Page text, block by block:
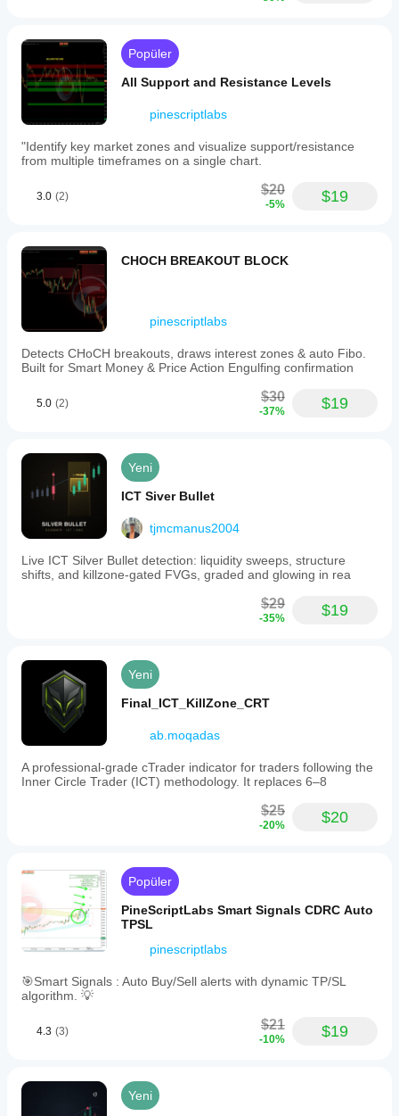
Popüler
All Support and Resistance Levels
pinescriptlabs
"Identify key market zones and visualize support/resistance
from multiple timeframes on a single chart.
3.0 (2) $20
-5% $19
CHOCH BREAKOUT BLOCK
pinescriptlabs
Detects CHoCH breakouts, draws interest zones & auto Fibo.
Built for Smart Money & Price Action Engulfing confirmation
5.0 (2) $30
-37% $19
Yeni
ICT Siver Bullet
tjmcmanus2004
Live ICT Silver Bullet detection: liquidity sweeps, structure
shifts, and killzone-gated FVGs, graded and glowing in rea
$29
-35% $19
Yeni
Final_ICT_KillZone_CRT
ab.moqadas
A professional-grade cTrader indicator for traders following the
Inner Circle Trader (ICT) methodology. It replaces 6–8
$25
-20% $20
Popüler
PineScriptLabs Smart Signals CDRC Auto
TPSL
pinescriptlabs
🎯Smart Signals : Auto Buy/Sell alerts with dynamic TP/SL
algorithm. 💡
4.3 (3) $21
-10% $19
Yeni